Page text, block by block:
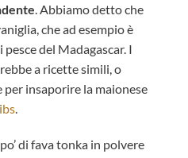
. Abbiamo detto che
che ad esempio è
del Madagascar. I
a ricette simili, o
per insaporire la maionese
.
di fava tonka in polvere